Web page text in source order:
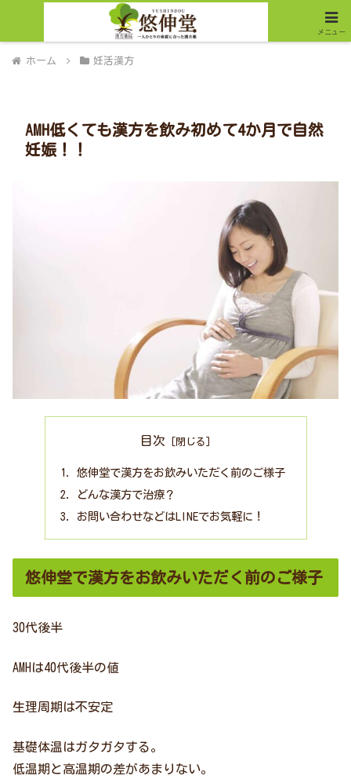
ホーム 妊活漢方
AMH低くても漢方を飲み初めて4か月で自然
妊娠！！
目次
悠伸堂で漢方をお飲みいただく前のご様子
どんな漢方で治療？
お問い合わせなどはLINEでお気軽に！
悠伸堂で漢方をお飲みいただく前のご様子
30代後半
AMHは40代後半の値
生理周期は不安定
基礎体温はガタガタする。
低温期と高温期の差があまりない。
メニュー